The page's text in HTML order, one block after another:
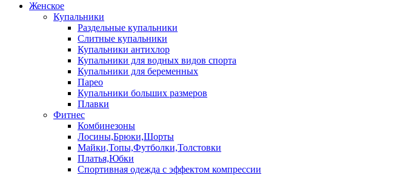
Женское
Купальники
Раздельные купальники
Слитные купальники
Купальники антихлор
Купальники для водных видов спорта
Купальники для беременных
Парео
Купальники больших размеров
Плавки
Фитнес
Комбинезоны
Лосины,Брюки,Шорты
Майки,Топы,Футболки,Толстовки
Платья,Юбки
Спортивная одежда с эффектом компрессии